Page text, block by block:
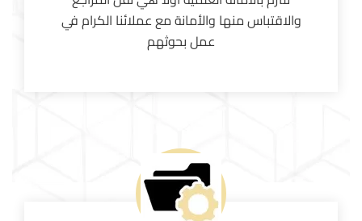
والاقتباس منها والأمانة مع عملائنا الكرام في
عمل بحوثهم